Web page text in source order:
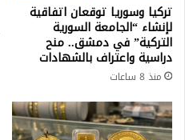
تركيا وسوريا توقعان اتفاقية
لإنشاء “الجامعة السورية
التركية” في دمشق.. منح
دراسية واعتراف بالشهادات
منذ 8 ساعات